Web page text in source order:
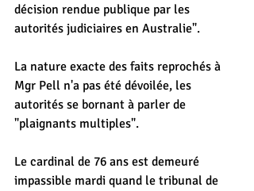
décision rendue publique par les
autorités judiciaires en Australie".
La nature exacte des faits reprochés à
Mgr Pell n'a pas été dévoilée, les
autorités se bornant à parler de
"plaignants multiples".
Le cardinal de 76 ans est demeuré
impassible mardi quand le tribunal de